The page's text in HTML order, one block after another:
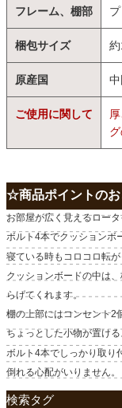
フレーム、棚部
梱包サイズ
原産国 中
ご使用に関して
☆商品ポイントの
お部屋が広く見えるロー
ボルト4本でクッションボ
寝ている時もコロコロ転
クッションボードの中は
らげてくれます。
棚の上部にはコンセント2
ちょっとした小物が置ける
ボルト4本でしっかり取り
倒れる心配がいりません。
検索タグ